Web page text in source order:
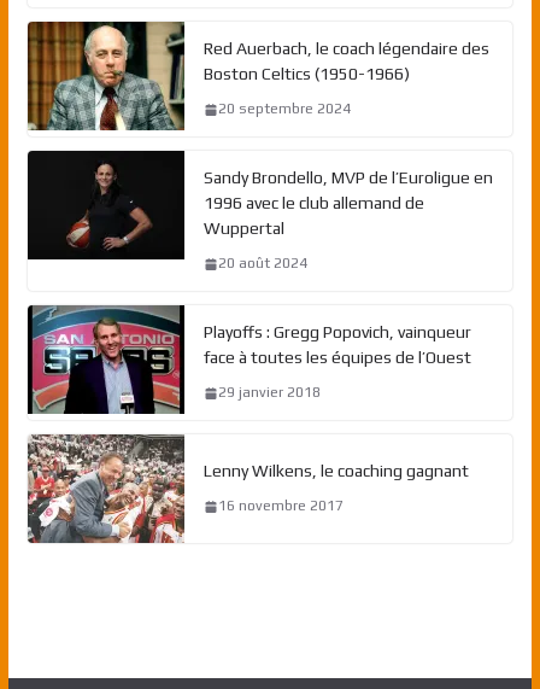
Red Auerbach, le coach légendaire des
Boston Celtics (1950-1966)
20 septembre 2024
Sandy Brondello, MVP de l’Euroligue en
1996 avec le club allemand de
Wuppertal
20 août 2024
Playoffs : Gregg Popovich, vainqueur
face à toutes les équipes de l’Ouest
29 janvier 2018
Lenny Wilkens, le coaching gagnant
16 novembre 2017